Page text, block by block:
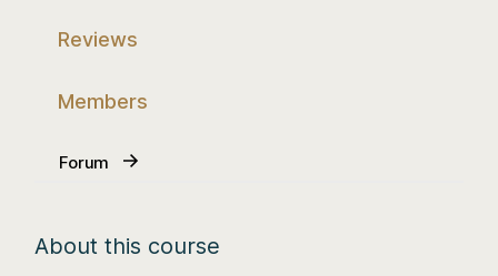
Reviews
Members
Forum
About this course